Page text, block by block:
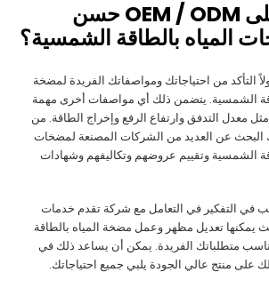
كيفية العثور على OEM / ODM حسن
المياه بالطاقة الشمسية؟
التأكد من احتياجاتك ومواصفاتك الفريدة لمضخة
الشمسية. يتضمن ذلك أي مواصفات أخرى مهمة
معدل التدفق وارتفاع الرفع وإخراج الطاقة. من
البحث عن العديد من الشركات المصنعة لمضخات
الشمسية وتقييم عروضهم وتكاليفهم وشهادات
في التفكير في التعامل مع شركة تقدم خدمات
تعديل مظهر وعمل مضخة المياه بالطاقة
متطلباتك الفريدة. يمكن أن يساعد ذلك في
منتج عالي الجودة يلبي جميع احتياجاتك.